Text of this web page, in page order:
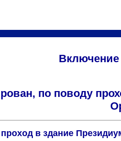
Включение
по поводу
в здание